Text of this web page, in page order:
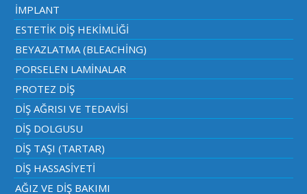
İMPLANT
ESTETİK DİŞ HEKİMLİĞİ
BEYAZLATMA (BLEACHİNG)
PORSELEN LAMİNALAR
PROTEZ DİŞ
DİŞ AĞRISI VE TEDAVİSİ
DİŞ DOLGUSU
DİŞ TAŞI (TARTAR)
DİŞ HASSASİYETİ
AĞIZ VE DİŞ BAKIMI